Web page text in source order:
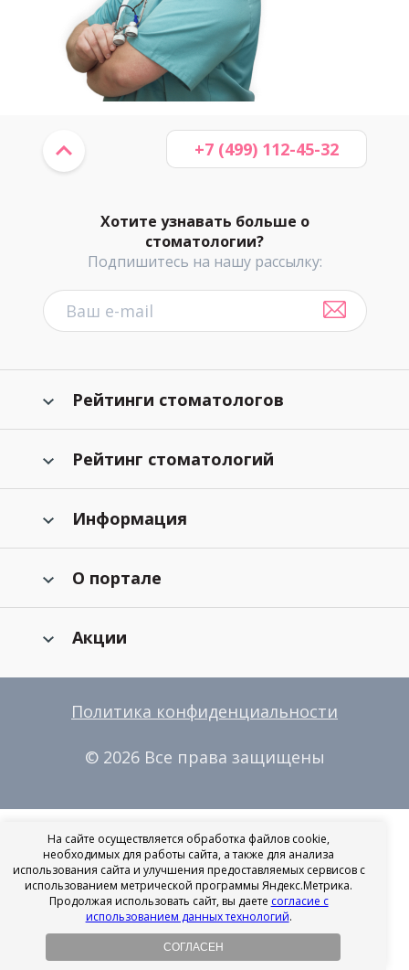
Хотите узнавать больше о
стоматологии?
Подпишитесь на нашу рассылку:
+7 (499) 112-45-32
Рейтинги стоматологов
Рейтинг стоматологий
Информация
О портале
Акции
Политика конфиденциальности
© 2026 Все права защищены
На сайте осуществляется обработка файлов cookie,
необходимых для работы сайта, а также для анализа
использования сайта и улучшения предоставляемых сервисов с
использованием метрической программы Яндекс.Метрика.
Продолжая использовать сайт, вы даете согласие с
использованием данных технологий.
СОГЛАСЕН